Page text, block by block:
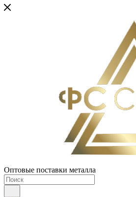
Оптовые поставки металла